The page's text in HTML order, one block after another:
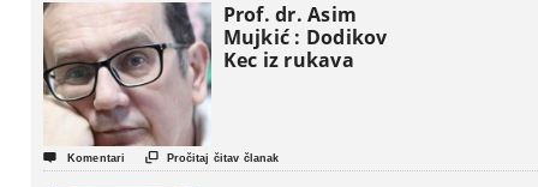
Prof. dr. Asim
Mujkić : Dodikov
Kec iz rukava
 Komentari  Pročitaj čitav članak